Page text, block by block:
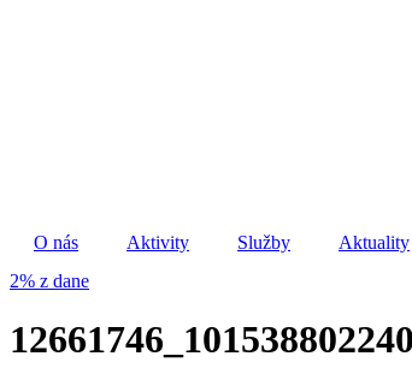
O nás Aktivity Služby Aktuality
2% z dane